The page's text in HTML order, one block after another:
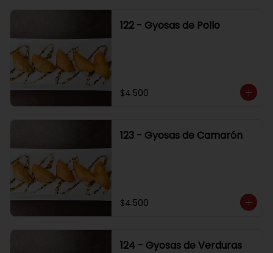
122 - Gyosas de Pollo
$4.500
123 - Gyosas de Camarón
$4.500
124 - Gyosas de Verduras